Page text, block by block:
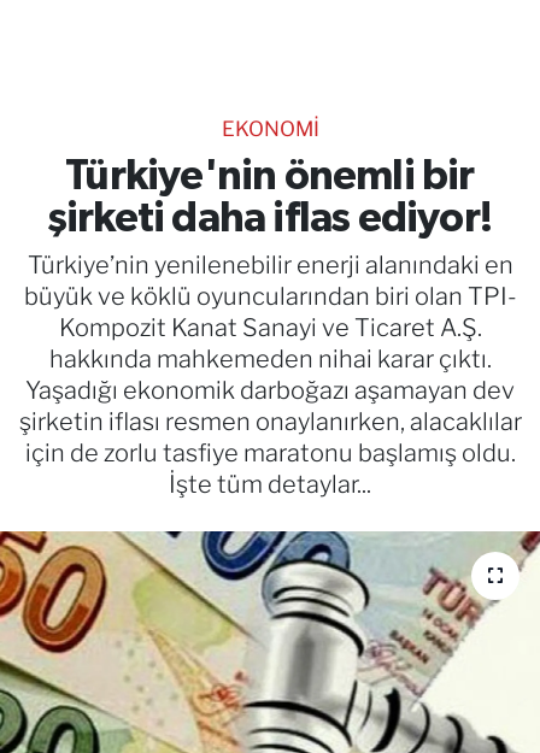
EKONOMİ
Türkiye'nin önemli bir
şirketi daha iflas ediyor!
Türkiye’nin yenilenebilir enerji alanındaki en
büyük ve köklü oyuncularından biri olan TPI-
Kompozit Kanat Sanayi ve Ticaret A.Ş.
hakkında mahkemeden nihai karar çıktı.
Yaşadığı ekonomik darboğazı aşamayan dev
şirketin iflası resmen onaylanırken, alacaklılar
için de zorlu tasfiye maratonu başlamış oldu.
İşte tüm detaylar...
RESMİ İLANLAR
Gencsesfm Canlı Dinle